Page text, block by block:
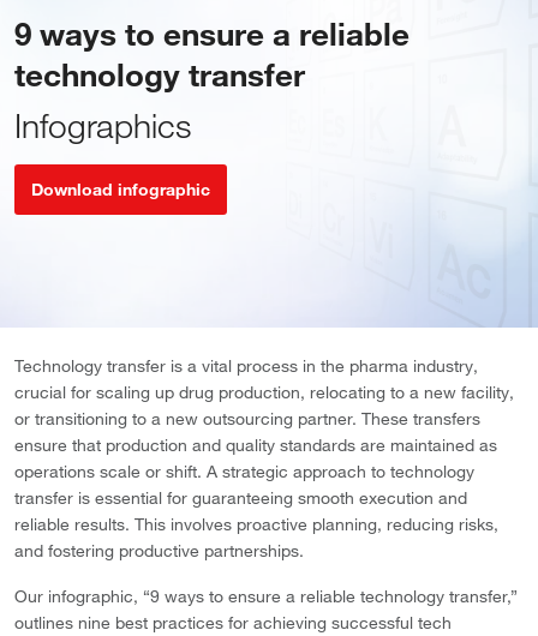
9 ways to ensure a reliable
technology transfer
Infographics
Download infographic
Technology transfer is a vital process in the pharma industry,
crucial for scaling up drug production, relocating to a new facility,
or transitioning to a new outsourcing partner. These transfers
ensure that production and quality standards are maintained as
operations scale or shift. A strategic approach to technology
transfer is essential for guaranteeing smooth execution and
reliable results. This involves proactive planning, reducing risks,
and fostering productive partnerships.
Our infographic, “9 ways to ensure a reliable technology transfer,”
outlines nine best practices for achieving successful tech